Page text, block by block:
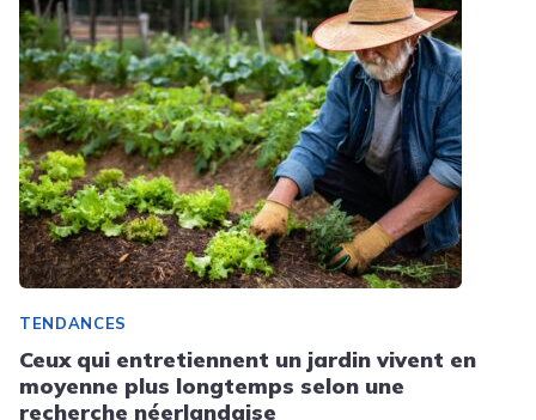
TENDANCES
Ceux qui entretiennent un jardin vivent en
moyenne plus longtemps selon une
recherche néerlandaise